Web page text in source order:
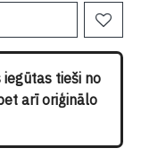
tieši no
arī oriģinālo